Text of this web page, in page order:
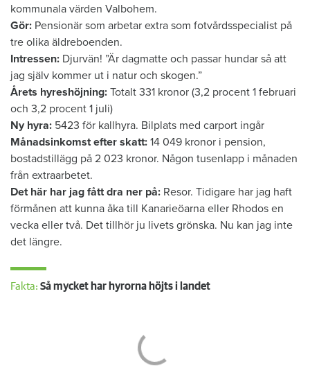
kommunala värden Valbohem.
Gör: Pensionär som arbetar extra som fotvårdsspecialist på
tre olika äldreboenden.
Intressen: Djurvän! ”Är dagmatte och passar hundar så att
jag själv kommer ut i natur och skogen.”
Årets hyreshöjning: Totalt 331 kronor (3,2 procent 1 februari
och 3,2 procent 1 juli)
Ny hyra: 5423 för kallhyra. Bilplats med carport ingår
Månadsinkomst efter skatt: 14 049 kronor i pension,
bostadstillägg på 2 023 kronor. Någon tusenlapp i månaden
från extraarbetet.
Det här har jag fått dra ner på: Resor. Tidigare har jag haft
förmånen att kunna åka till Kanarieöarna eller Rhodos en
vecka eller två. Det tillhör ju livets grönska. Nu kan jag inte
det längre.
Fakta: Så mycket har hyrorna höjts i landet